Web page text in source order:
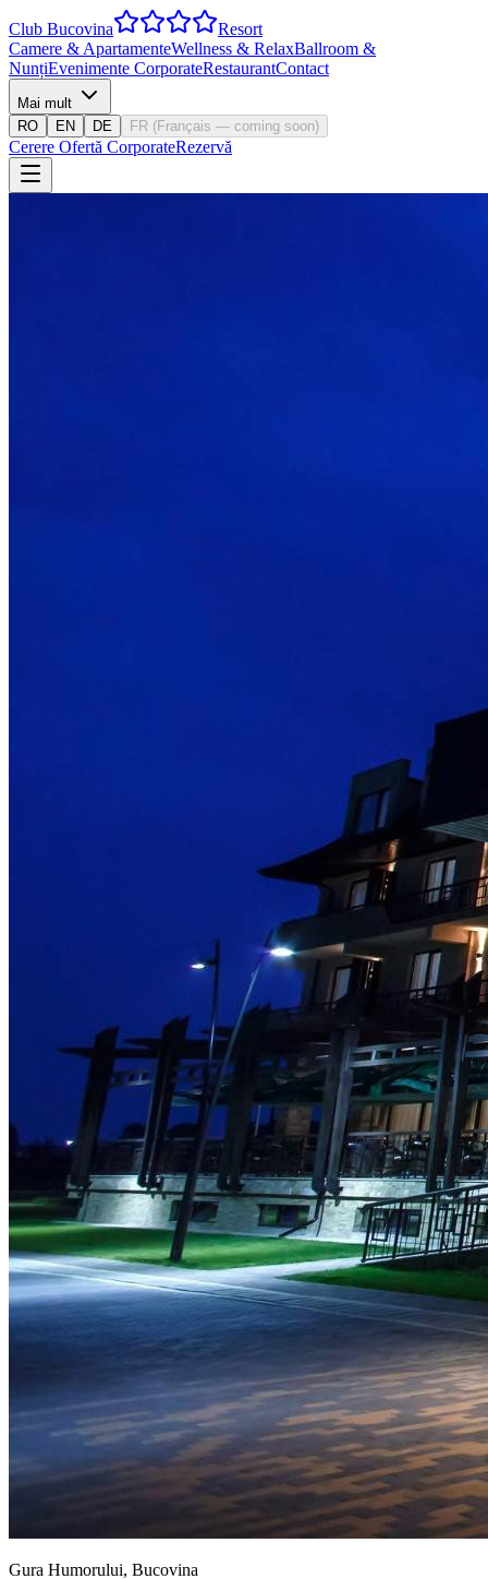
Club Bucovina
Resort
Camere & ApartamenteWellness & RelaxBallroom &
NunțiEvenimente CorporateRestaurantContact
Mai mult
RO
EN DE FR (Français — coming soon)
Cerere Ofertă CorporateRezervă
Gura Humorului, Bucovina